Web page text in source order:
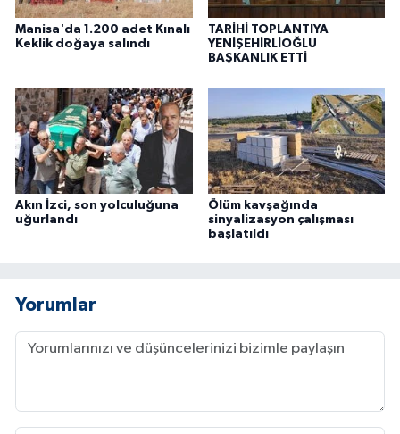
Manisa'da 1.200 adet Kınalı
Keklik doğaya salındı
TARİHİ TOPLANTIYA
YENİŞEHİRLİOĞLU
BAŞKANLIK ETTİ
Akın İzci, son yolculuğuna
uğurlandı
Ölüm kavşağında
sinyalizasyon çalışması
başlatıldı
Yorumlar